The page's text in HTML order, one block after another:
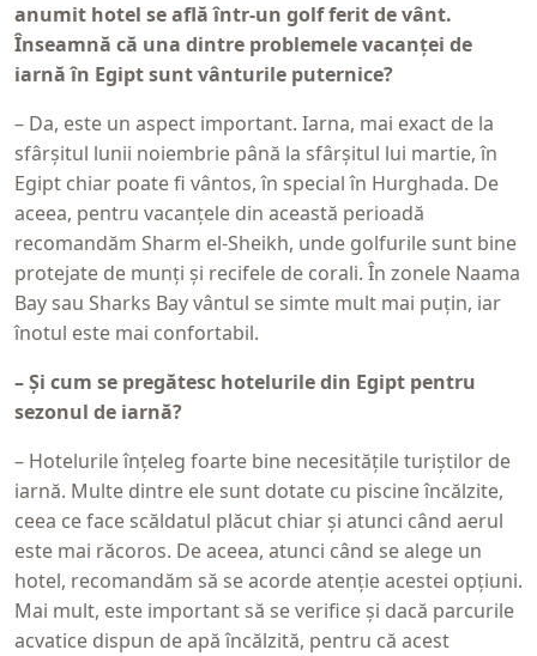
anumit hotel se află într-un golf ferit de vânt.
Înseamnă că una dintre problemele vacanței de
iarnă în Egipt sunt vânturile puternice?
– Da, este un aspect important. Iarna, mai exact de la
sfârșitul lunii noiembrie până la sfârșitul lui martie, în
Egipt chiar poate fi vântos, în special în Hurghada. De
aceea, pentru vacanțele din această perioadă
recomandăm Sharm el-Sheikh, unde golfurile sunt bine
protejate de munți și recifele de corali. În zonele Naama
Bay sau Sharks Bay vântul se simte mult mai puțin, iar
înotul este mai confortabil.
– Și cum se pregătesc hotelurile din Egipt pentru
sezonul de iarnă?
– Hotelurile înțeleg foarte bine necesitățile turiștilor de
iarnă. Multe dintre ele sunt dotate cu piscine încălzite,
ceea ce face scăldatul plăcut chiar și atunci când aerul
este mai răcoros. De aceea, atunci când se alege un
hotel, recomandăm să se acorde atenție acestei opțiuni.
Mai mult, este important să se verifice și dacă parcurile
acvatice dispun de apă încălzită, pentru că acest